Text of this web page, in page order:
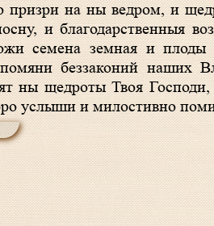
на ны ведром, и
и благодарственныя
семена земная и плоды
беззаконий наших
ны щедроты Твоя
услыши и милостивно